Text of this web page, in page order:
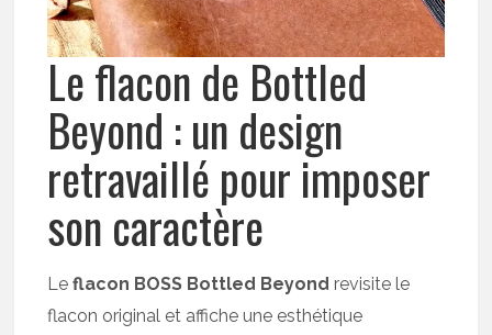
Le flacon de Bottled
Beyond : un design
retravaillé pour imposer
son caractère
Leflacon BOSS Bottled Beyond revisite le
flacon original et affiche une esthétique